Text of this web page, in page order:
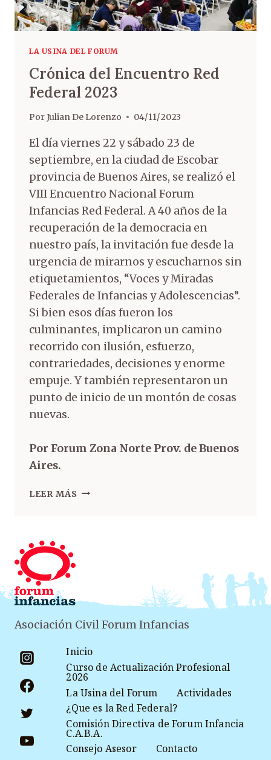
LA USINA DEL FORUM
Crónica del Encuentro Red
Federal 2023
PorJulian De Lorenzo 04/11/2023
El día viernes 22 y sábado 23 de
septiembre, en la ciudad de Escobar
provincia de Buenos Aires, se realizó el
VIII Encuentro Nacional Forum
Infancias Red Federal. A 40 años de la
recuperación de la democracia en
nuestro país, la invitación fue desde la
urgencia de mirarnos y escucharnos sin
etiquetamientos, “Voces y Miradas
Federales de Infancias y Adolescencias”.
Si bien esos días fueron los
culminantes, implicaron un camino
recorrido con ilusión, esfuerzo,
contrariedades, decisiones y enorme
empuje. Y también representaron un
punto de inicio de un montón de cosas
nuevas.
Por Forum Zona Norte Prov. de Buenos
Aires.
LEER MÁS
Asociación Civil Forum Infancias
Inicio
Curso de Actualización Profesional
2026
La Usina del Forum
Actividades
¿Que es la Red Federal?
Comisión Directiva de Forum Infancia
C.A.B.A.
Consejo Asesor
Contacto